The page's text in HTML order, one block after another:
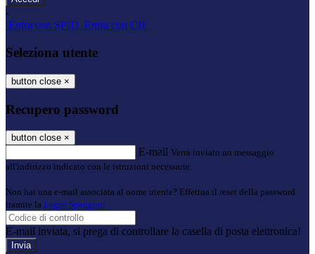
-
Entra con SPID Entra con CIE
Seleziona utente
button close ×
Recupero password
button close ×
E-mail Verrà inviato un messaggio
all'indirizzo indicato con le istruzioni necessarie.
Non hai una e-mail associata al nome utente? Effettua il reset della password
tramite la Login Spaggiari
E-mail inviata, si prega di controllare la casella di posta elettronica!